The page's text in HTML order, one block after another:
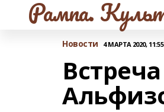
Рампа.
Новости 4 МАРТА 2020, 11:55